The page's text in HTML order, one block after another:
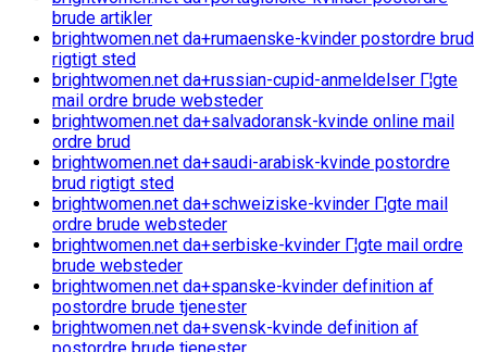
brude artikler
brightwomen.net da+rumaenske-kvinder postordre brud
rigtigt sted
brightwomen.net da+russian-cupid-anmeldelser Г¦gte
mail ordre brude websteder
brightwomen.net da+salvadoransk-kvinde online mail
ordre brud
brightwomen.net da+saudi-arabisk-kvinde postordre
brud rigtigt sted
brightwomen.net da+schweiziske-kvinder Г¦gte mail
ordre brude websteder
brightwomen.net da+serbiske-kvinder Г¦gte mail ordre
brude websteder
brightwomen.net da+spanske-kvinder definition af
postordre brude tjenester
brightwomen.net da+svensk-kvinde definition af